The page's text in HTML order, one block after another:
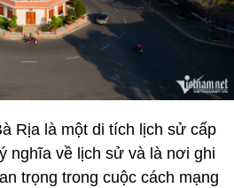
Rịa là một di tích lịch sử cấp
nghĩa về lịch sử và là nơi ghi
trọng trong cuộc cách mạng